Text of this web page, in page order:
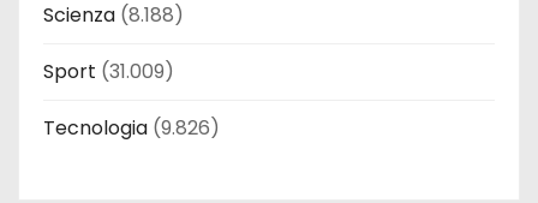
Scienza (8.188)
Sport (31.009)
Tecnologia (9.826)